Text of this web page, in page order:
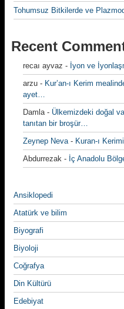
Tohumsuz Bitkilerde ve
Recent
recaı ayvaz - İyon ve
arzu - Kur’an-ı Kerim
ayet…
Damla- Ülkemizdeki doğal
tanıtan bir broşür…
Zeynep Neva- Kuran-ı
Abdurrezak - İç Anadolu
Ansiklopedi
Atatürk ve bilim
Biyografi
Biyoloji
Coğrafya
Din Kültürü
Edebiyat